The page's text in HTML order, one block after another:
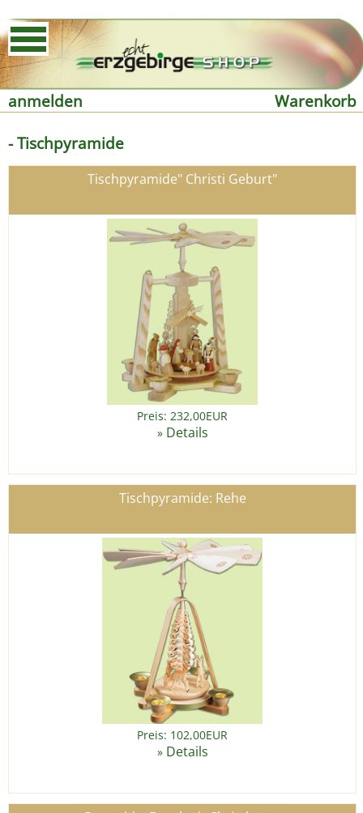
anmelden
Warenkorb
- Tischpyramide
Tischpyramide" Christi Geburt"
Preis: 232,00EUR
» Details
Tischpyramide: Rehe
Preis: 102,00EUR
» Details